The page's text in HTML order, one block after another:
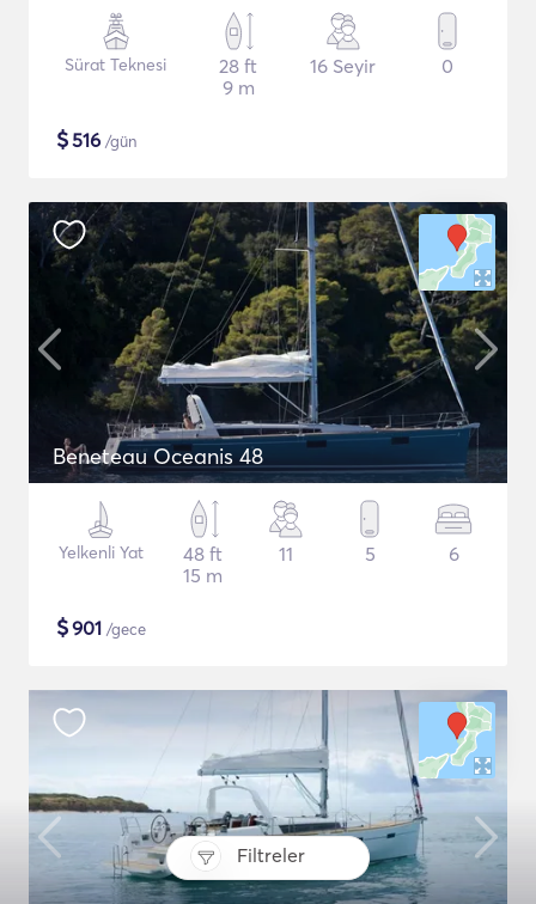
Filtreler
Sürat Teknesi
28 ft
9 m
16 Seyir 0
$516 /gün
Beneteau Oceanis 48
Yelkenli Yat
48 ft
15 m
11 5 6
$901 /gece